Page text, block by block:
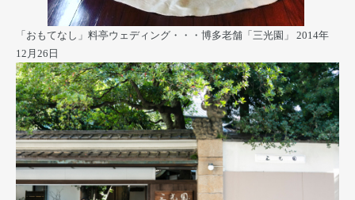
「おもてなし」料亭ウェディング・・・博多老舗「三光園」
2014年
12月26日